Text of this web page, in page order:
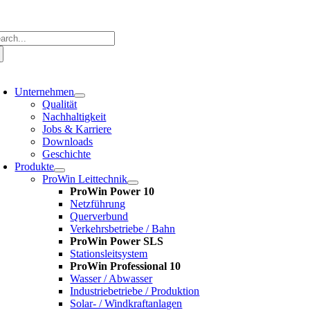
springen
Unternehmen
Qualität
Nachhaltigkeit
Jobs & Karriere
Downloads
Geschichte
Produkte
ProWin Leittechnik
ProWin Power 10
Netzführung
Querverbund
Verkehrsbetriebe / Bahn
ProWin Power SLS
Stationsleitsystem
ProWin Professional 10
Wasser / Abwasser
Industriebetriebe / Produktion
Solar- / Windkraftanlagen